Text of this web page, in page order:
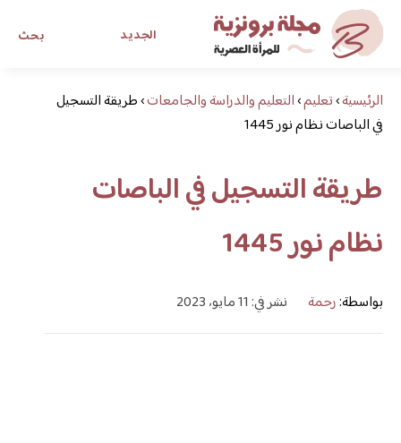
بحث الجديد
مجلة برونزية للفتاة العصريةالرئيسية›تعليم›التعليم والدراسة والجامعات›طريقة التسجيل
في الباصات نظام نور 1445
طريقة التسجيل في الباصات
نظام نور 1445
بواسطة:رحمة نشر في: 11 مايو، 2023